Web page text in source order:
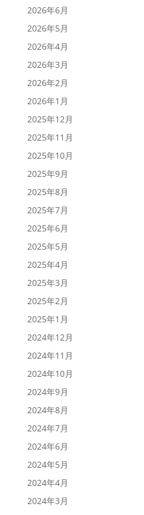
2026年6月
2026年5月
2026年4月
2026年3月
2026年2月
2026年1月
2025年12月
2025年11月
2025年10月
2025年9月
2025年8月
2025年7月
2025年6月
2025年5月
2025年4月
2025年3月
2025年2月
2025年1月
2024年12月
2024年11月
2024年10月
2024年9月
2024年8月
2024年7月
2024年6月
2024年5月
2024年4月
2024年3月